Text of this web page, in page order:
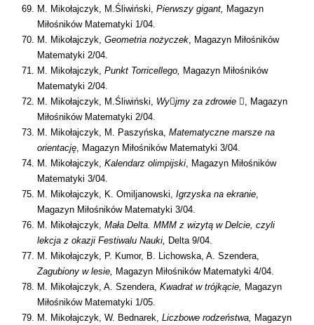
M. Mikołajczyk, M.Śliwiński, Pierwszy gigant, Magazyn
Miłośników Matematyki 1/04.
M. Mikołajczyk, Geometria nożyczek, Magazyn Miłośników
Matematyki 2/04.
M. Mikołajczyk, Punkt Torricellego, Magazyn Miłośników
Matematyki 2/04.
M. Mikołajczyk, M.Śliwiński, Wyjmy za zdrowie , Magazyn
Miłośników Matematyki 2/04.
M. Mikołajczyk, M. Paszyńska, Matematyczne marsze na
orientację, Magazyn Miłośników Matematyki 3/04.
M. Mikołajczyk, Kalendarz olimpijski, Magazyn Miłośników
Matematyki 3/04.
M. Mikołajczyk, K. Omiljanowski, Igrzyska na ekranie,
Magazyn Miłośników Matematyki 3/04.
M. Mikołajczyk, Mała Delta. MMM z wizytą w Delcie, czyli
lekcja z okazji Festiwalu Nauki, Delta 9/04.
M. Mikołajczyk, P. Kumor, B. Lichowska, A. Szendera,
Zagubiony w lesie, Magazyn Miłośników Matematyki 4/04.
M. Mikołajczyk, A. Szendera, Kwadrat w trójkącie, Magazyn
Miłośników Matematyki 1/05.
M. Mikołajczyk, W. Bednarek, Liczbowe rodzeństwa, Magazyn